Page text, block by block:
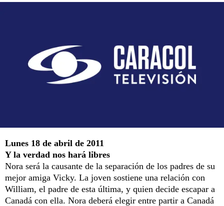
Lunes 18 de abril de 2011
Y la verdad nos hará libres
Nora será la causante de la separación de los padres de su
mejor amiga Vicky. La joven sostiene una relación con
William, el padre de esta última, y quien decide escapar a
Canadá con ella. Nora deberá elegir entre partir a Canadá